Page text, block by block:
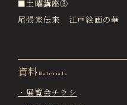
■土曜講座③
尾張家伝来 江戸絵画の華
資料 Materials
・展覧会チラシ